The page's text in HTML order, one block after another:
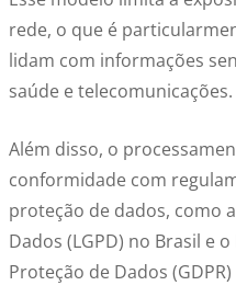
rede, o que é
lidam com informações
saúde e telecomunicações.
Além disso, o
conformidade com
proteção de dados, como
Dados (LGPD) no Brasil e
Proteção de Dados